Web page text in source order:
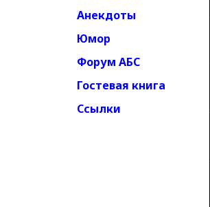
Анекдоты
Юмор
Форум АБС
Гостевая книга
Ссылки